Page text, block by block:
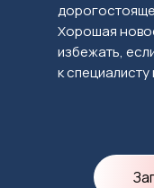
Хорошая
избежать,
к специалисту